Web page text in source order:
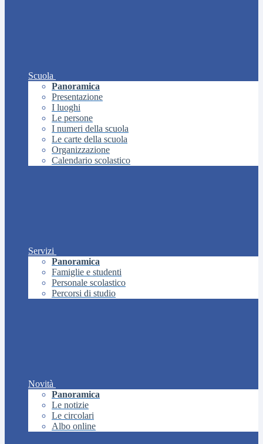
Scuola
Panoramica
Presentazione
I luoghi
Le persone
I numeri della scuola
Le carte della scuola
Organizzazione
Calendario scolastico
Servizi
Panoramica
Famiglie e studenti
Personale scolastico
Percorsi di studio
Novità
Panoramica
Le notizie
Le circolari
Albo online